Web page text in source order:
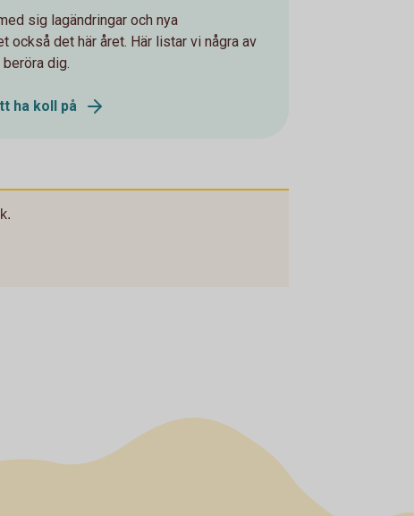
sig lagändringar och nya
också det här året. Här listar vi några av
dig.
ha koll på